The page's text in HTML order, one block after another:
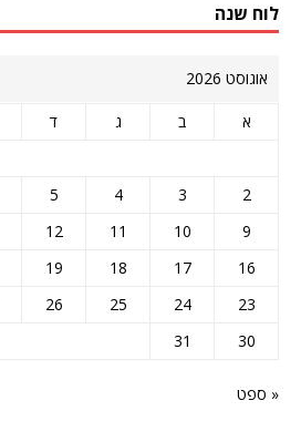
לוח שנה
אוגוסט 2026
א ב ג ד
2
3
4
5
9
10
11
12
16
17
18
19
23
24
25
26
30
31
« ספט